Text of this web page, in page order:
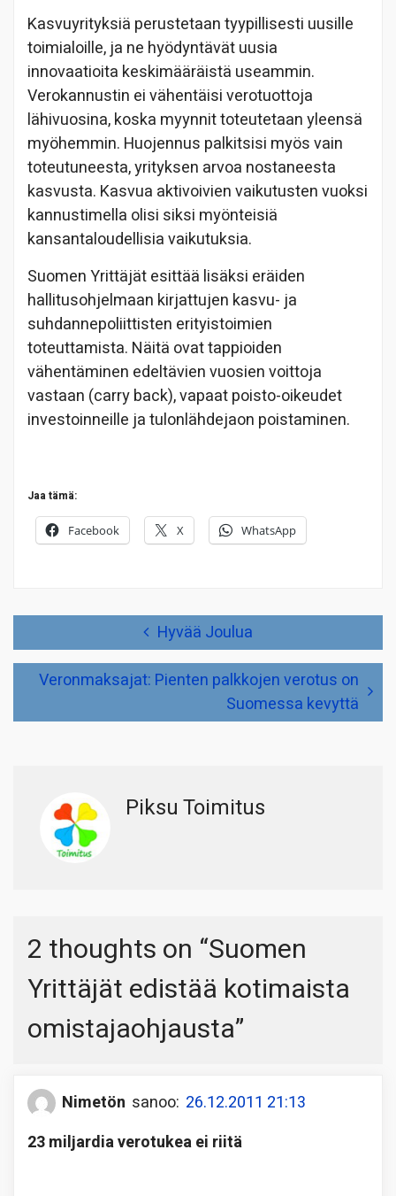
Kasvuyrityksiä perustetaan tyypillisesti uusille
toimialoille, ja ne hyödyntävät uusia
innovaatioita keskimääräistä useammin.
Verokannustin ei vähentäisi verotuottoja
lähivuosina, koska myynnit toteutetaan yleensä
myöhemmin. Huojennus palkitsisi myös vain
toteutuneesta, yrityksen arvoa nostaneesta
kasvusta. Kasvua aktivoivien vaikutusten vuoksi
kannustimella olisi siksi myönteisiä
kansantaloudellisia vaikutuksia.
Suomen Yrittäjät esittää lisäksi eräiden
hallitusohjelmaan kirjattujen kasvu- ja
suhdannepoliittisten erityistoimien
toteuttamista. Näitä ovat tappioiden
vähentäminen edeltävien vuosien voittoja
vastaan (carry back), vapaat poisto-oikeudet
investoinneille ja tulonlähdejaon poistaminen.
Jaa tämä:
Facebook X WhatsApp
Hyvää Joulua
Veronmaksajat: Pienten palkkojen verotus on
Suomessa kevyttä
Piksu Toimitus
2 thoughts on “Suomen
Yrittäjät edistää kotimaista
omistajaohjausta”
Nimetön sanoo: 26.12.2011 21:13
23 miljardia verotukea ei riitä